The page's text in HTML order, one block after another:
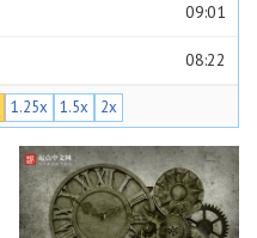
09:01
08:22
08:35
08:44
1.25x 1.5x 2x